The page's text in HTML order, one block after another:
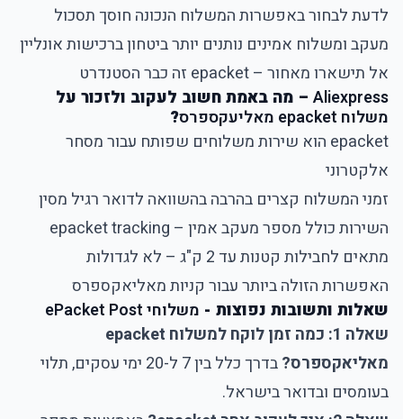
לדעת לבחור באפשרות המשלוח הנכונה חוסך תסכול
מעקב ומשלוח אמינים נותנים יותר ביטחון ברכישות אונליין
אל תישארו מאחור – epacket זה כבר הסטנדרט
Aliexpress – מה באמת חשוב לעקוב ולזכור על
משלוח epacket מאליעקספרס
?
epacket הוא שירות משלוחים שפותח עבור מסחר
אלקטרוני
זמני המשלוח קצרים בהרבה בהשוואה לדואר רגיל מסין
השירות כולל מספר מעקב אמין – epacket tracking
מתאים לחבילות קטנות עד 2 ק"ג – לא לגדולות
האפשרות הזולה ביותר עבור קניות מאליאקספרס
שאלות ותשובות נפוצות - משלוחי ePacket Post
שאלה 1: כמה זמן לוקח למשלוח epacket
מאליאקספרס?
בדרך כלל בין 7 ל-20 ימי עסקים, תלוי
בעומסים ובדואר בישראל.